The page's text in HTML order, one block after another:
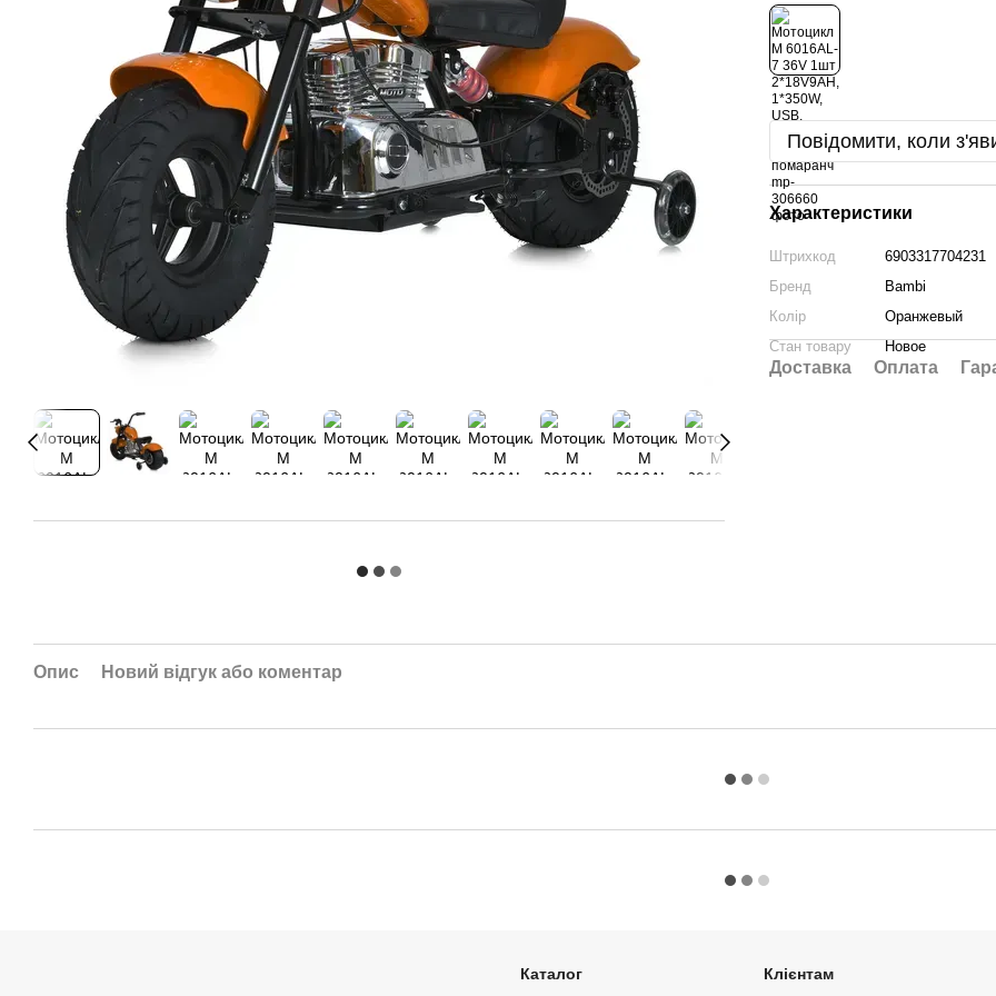
Повідомити, коли
Характеристики
Штрихкод
6903317704231
Бренд
Bambi
Колір
Оранжевый
Стан товару
Новое
Доставка Оплата
Опис Новий відгук або коментар
Каталог Клієнтам